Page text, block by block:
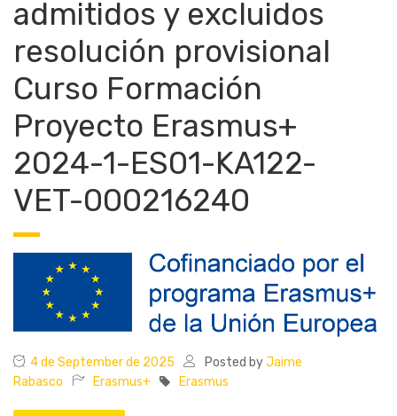
admitidos y excluidos
resolución provisional
Curso Formación
Proyecto Erasmus+
2024-1-ES01-KA122-
VET-000216240
4 de September de 2025 Posted byJaime
Rabasco
Erasmus+ Erasmus